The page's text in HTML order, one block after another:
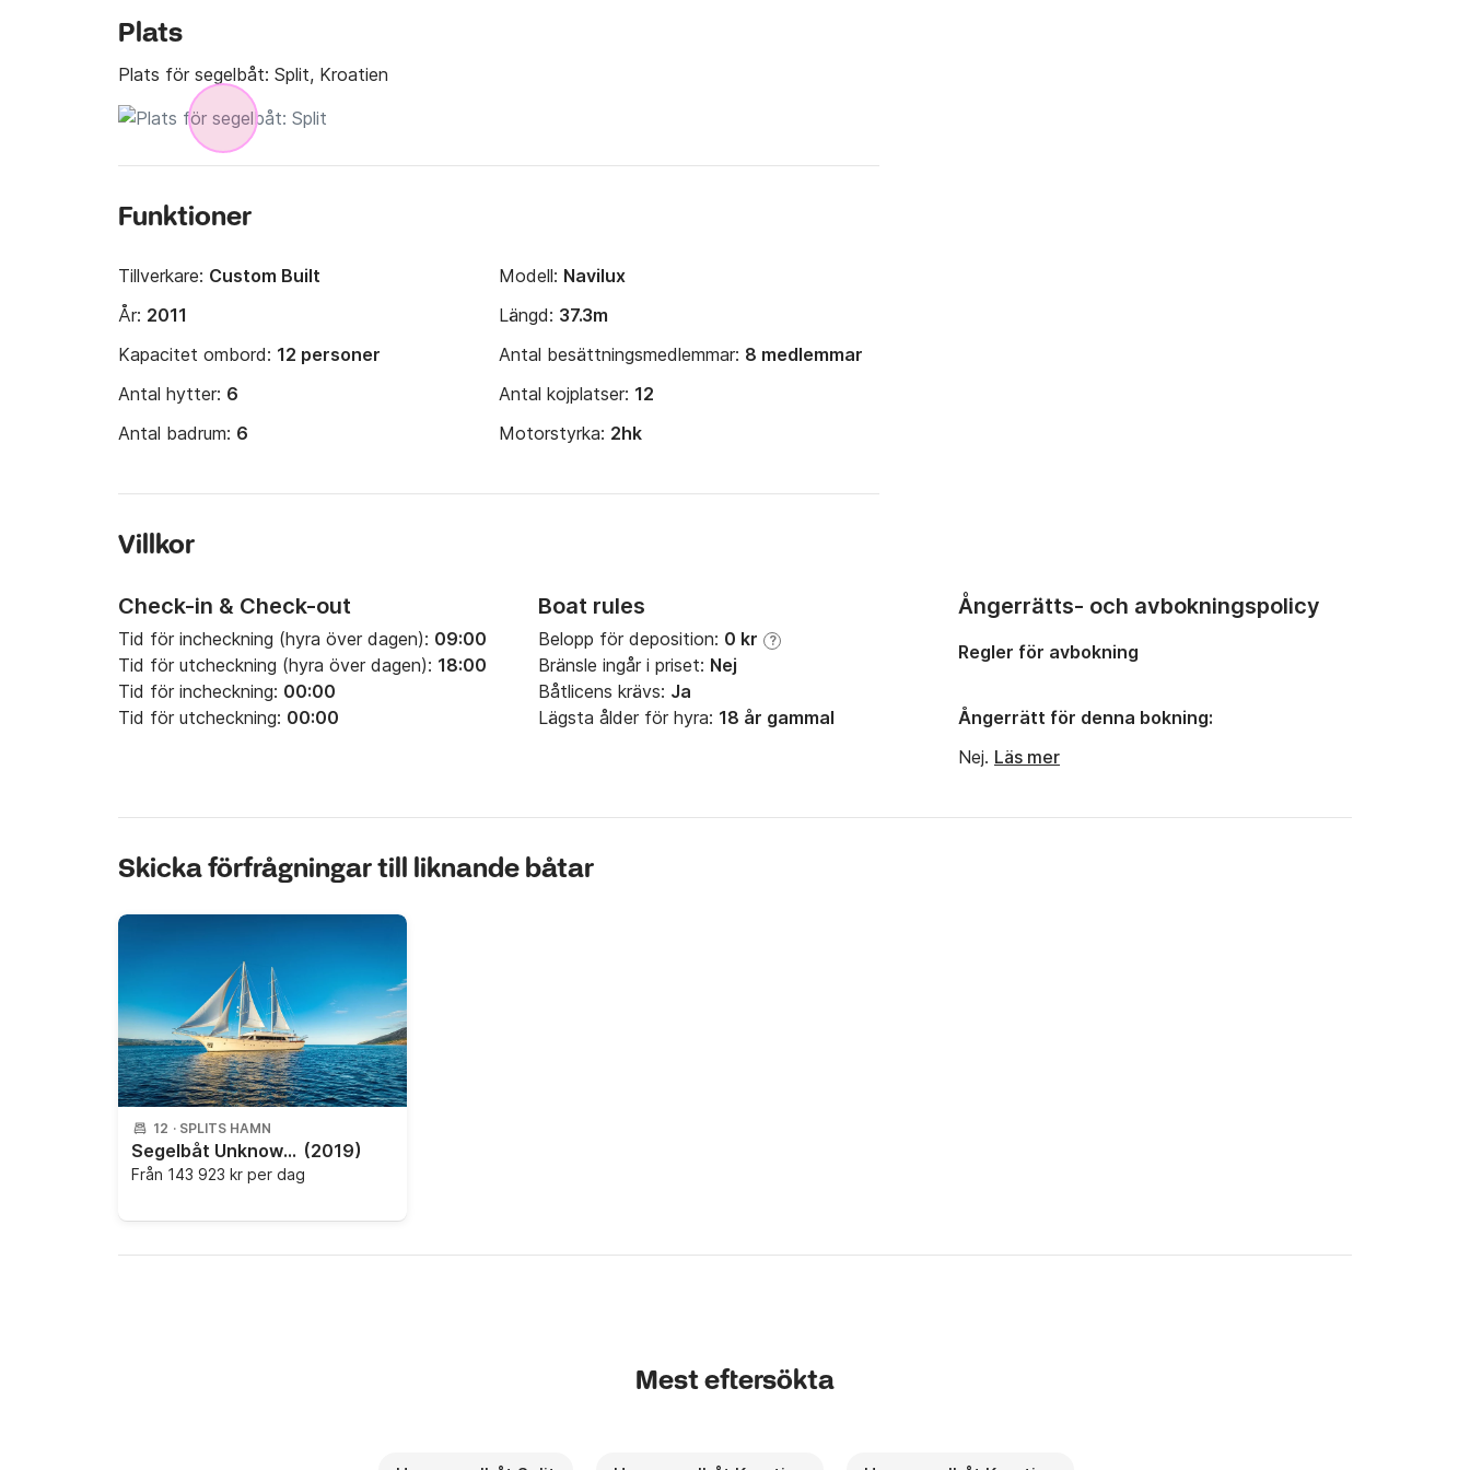
Plats
Plats för segelbåt: Split, Kroatien
Funktioner
Tillverkare: Custom Built Modell: Navilux
År: 2011 Längd: 37.3m
Kapacitet ombord: 12 personer Antal besättningsmedlemmar: 8 medlemmar
Antal hytter: 6 Antal kojplatser: 12
Antal badrum: 6 Motorstyrka: 2hk
Villkor
Check-in & Check-out
Tid för incheckning (hyra över dagen): 09:00
Tid för utcheckning (hyra över dagen): 18:00
Tid för incheckning: 00:00
Tid för utcheckning: 00:00
Boat rules
Belopp för deposition: 0 kr ?
Bränsle ingår i priset: Nej
Båtlicens krävs: Ja
Lägsta ålder för hyra: 18 år gammal
Ångerrätts- och avbokningspolicy
Regler för avbokning
Ångerrätt för denna bokning:
Nej. Läs mer
Skicka förfrågningar till liknande båtar
12 · SPLITS HAMN
Segelbåt Unknown Son De Mar 45m (2019)
Från 143 923 kr per dag
Mest eftersökta